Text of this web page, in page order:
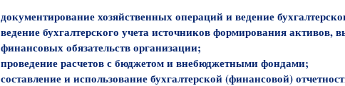
документирование хозяйственных операций и ведение
ведение бухгалтерского учета источников формирования
финансовых обязательств организации;
проведение расчетов с бюджетом и внебюджетными фондами;
составление и использование бухгалтерской (финансовой)